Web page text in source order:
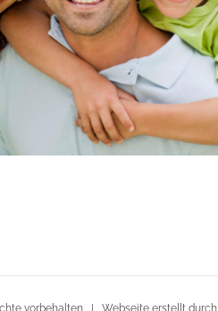
vorbehalten | Webseite erstellt durch